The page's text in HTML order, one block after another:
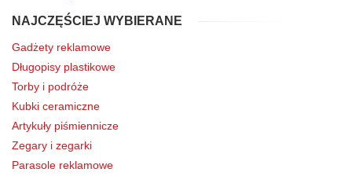
NAJCZĘŚCIEJ WYBIERANE
Gadżety reklamowe
Długopisy plastikowe
Torby i podróże
Kubki ceramiczne
Artykuły piśmiennicze
Zegary i zegarki
Parasole reklamowe